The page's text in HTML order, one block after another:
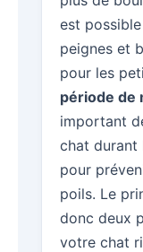
est
peignes et
pour les
période de
important
chat durant
pour
poils. Le
donc deux
votre chat